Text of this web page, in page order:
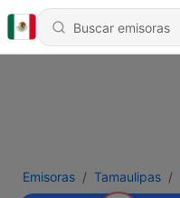
Emisoras Tamaulipas